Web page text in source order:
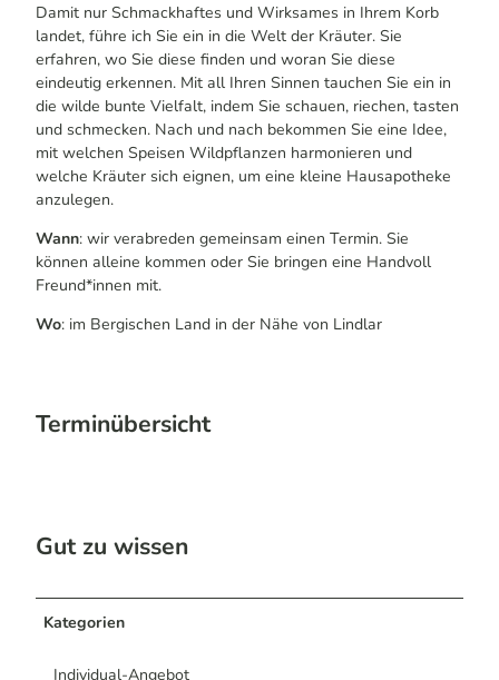
Damit nur Schmackhaftes und Wirksames in Ihrem Korb
landet, führe ich Sie ein in die Welt der Kräuter. Sie
erfahren, wo Sie diese finden und woran Sie diese
eindeutig erkennen. Mit all Ihren Sinnen tauchen Sie ein in
die wilde bunte Vielfalt, indem Sie schauen, riechen, tasten
und schmecken. Nach und nach bekommen Sie eine Idee,
mit welchen Speisen Wildpflanzen harmonieren und
welche Kräuter sich eignen, um eine kleine Hausapotheke
anzulegen.
Wann: wir verabreden gemeinsam einen Termin. Sie
können alleine kommen oder Sie bringen eine Handvoll
Freund*innen mit.
Wo: im Bergischen Land in der Nähe von Lindlar
Terminübersicht
Gut zu wissen
Kategorien
Individual-Angebot